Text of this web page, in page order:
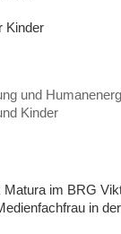
Kinder
und
Kinder
im BRG
in